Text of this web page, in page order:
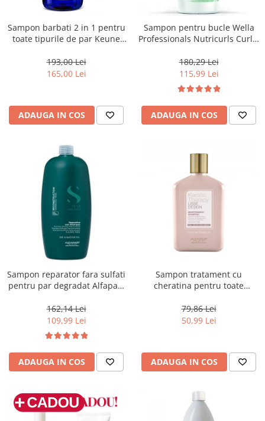
Sampon barbati 2 in 1 pentru
toate tipurile de par Keune
ml
193,00 Lei
165,00 Lei
ADAUGA IN COS
Sampon pentru bucle Wella
Professionals Nutricurls Curls,
180,29 Lei
115,99 Lei
ADAUGA IN COS
Sampon reparator fara sulfati
pentru par degradat Alfaparf
Reconstruction, 1000 ml
162,14 Lei
109,99 Lei
ADAUGA IN COS
Sampon tratament cu
cheratina pentru toate
Design Keratin Therapy, 250
ml
79,86 Lei
50,99 Lei
ADAUGA IN COS